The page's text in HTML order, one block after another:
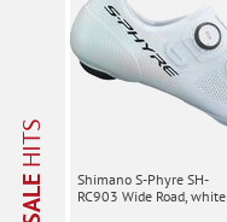
SALE
HITS
Shimano S-Phyre SH-
RC903 Wide Road, white